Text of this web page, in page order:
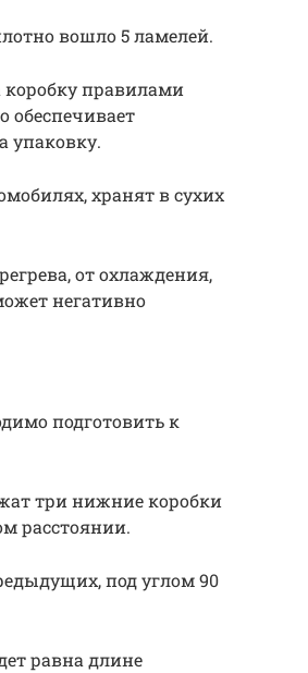
вошло 5 ламелей.
коробку правилами
обеспечивает
упаковку.
хранят в сухих
от охлаждения,
негативно
подготовить к
три нижние коробки
расстоянии.
под углом 90
равна длине